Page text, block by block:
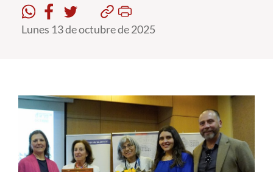
Admisión
Formación Continua
Estudiantes
Académicos
Lunes 13 de octubre de 2025